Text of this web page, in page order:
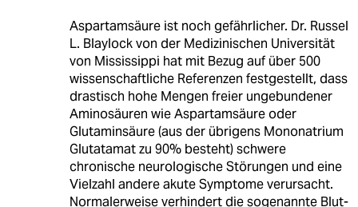
Aspartamsäure ist noch gefährlicher. Dr. Russel
L. Blaylock von der Medizinischen Universität
von Mississippi hat mit Bezug auf über 500
wissenschaftliche Referenzen festgestellt, dass
drastisch hohe Mengen freier ungebundener
Aminosäuren wie Aspartamsäure oder
Glutaminsäure (aus der übrigens Mononatrium
Glutatamat zu 90% besteht) schwere
chronische neurologische Störungen und eine
Vielzahl andere akute Symptome verursacht.
Normalerweise verhindert die sogenannte Blut-